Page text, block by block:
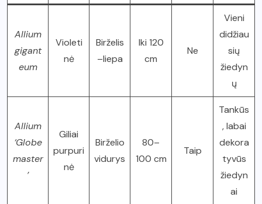
Allium
gigant
eum
Violeti
nė
Birželis
–liepa
Iki 120
cm
Ne
Vieni
didžiau
sių
žiedyn
ų
Allium
‘Globe
master
’
Giliai
purpuri
nė
Birželio
vidurys
80–
100 cm
Taip
Tankūs
, labai
dekora
tyvūs
žiedyn
ai